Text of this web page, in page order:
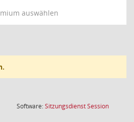
auswählen
Software:SitzungsdienstSession(Wird in